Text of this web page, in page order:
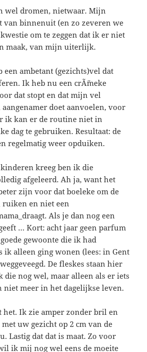
wel dromen, nietwaar. Mijn
van binnenuit (en zo zeveren we
om te zeggen dat ik er niet
maak, van mijn uiterlijk.
een ambetant (gezichts)vel dat
Ik heb nu een crÃ¨meke
dat stopt en dat mijn vel
doet aanvoelen, voor
ik kan er de routine niet in
dag te gebruiken. Resultaat: de
regelmatig weer opduiken.
kreeg ben ik die
afgeleerd. Ah ja, want het
zijn voor dat boeleke om de
en niet een
Als je dan nog een
… Kort: acht jaar geen parfum
gewoonte die ik had
ik alleen ging wonen (lees: in Gent
De fleskes staan hier
die nog wel, maar alleen als er iets
niet meer in het dagelijkse leven.
het. Ik zie amper zonder bril en
uw gezicht op 2 cm van de
Lastig dat dat is maat. Zo voor
ik mij nog wel eens de moeite